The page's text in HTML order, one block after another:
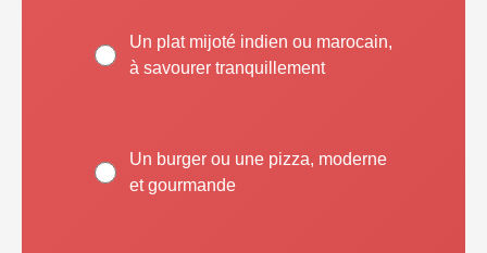
Un plat mijoté indien ou marocain,
à savourer tranquillement
Un burger ou une pizza, moderne
et gourmande